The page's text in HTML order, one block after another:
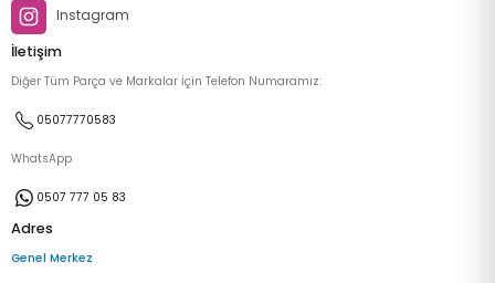
Instagram
İletişim
Diğer Tüm Parça ve Markalar İçin Telefon Numaramız:
05077770583
WhatsApp
0507 777 05 83
Adres
Genel Merkez